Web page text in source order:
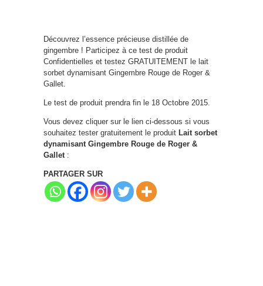
Découvrez l’essence précieuse distillée de
gingembre ! Participez à ce test de produit
Confidentielles et testez GRATUITEMENT le lait
sorbet dynamisant Gingembre Rouge de Roger &
Gallet.
Le test de produit prendra fin le 18 Octobre 2015.
Vous devez cliquer sur le lien ci-dessous si vous
souhaitez tester gratuitement le produit Lait sorbet
dynamisant Gingembre Rouge de Roger &
Gallet :
PARTAGER SUR